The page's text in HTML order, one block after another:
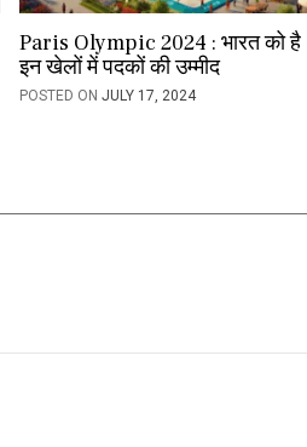
Paris Olympic 2024 : भारत को है
इन खेलों में पदकों की उम्मीद
POSTED ON JULY 17, 2024